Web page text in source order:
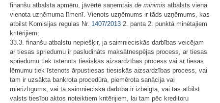
finanšu atbalsta apmēru, jāvērtē saņemtais de minimis atbalsts viena
vienota uzņēmuma līmenī. Vienots uzņēmums ir tāds uzņēmums, kas
atbilst Komisijas regulas Nr. 1407/2013 2. panta 2. punktā minētajiem
kritērijiem;
33.3. finanšu atbalstu nepiešķir, ja saimnieciskās darbības veicējam
ar tiesas spriedumu ir pasludināts maksātnespējas process, ar tiesas
spriedumu tiek īstenots tiesiskās aizsardzības process vai ar tiesas
lēmumu tiek īstenots ārpustiesas tiesiskās aizsardzības process, vai
tam ir uzsākta bankrota procedūra, piemērota sanācija vai
mierizlīgums, vai tā saimnieciskā darbība ir izbeigta, vai tas atbilst
valsts tiesību aktos noteiktiem kritērijiem, lai tam pēc kreditoru